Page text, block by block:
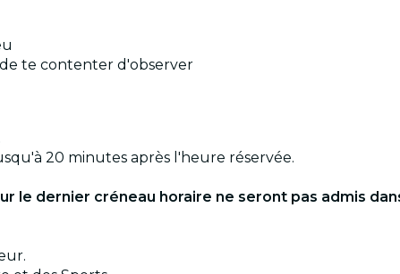
te contenter d'observer
20 minutes après l'heure réservée.
le dernier créneau horaire ne seront pas admis